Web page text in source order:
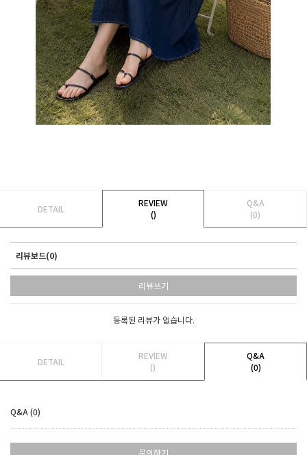
DETAIL
REVIEW
()
Q&A
(0)
리뷰보드(0)
리뷰쓰기
등록된 리뷰가 없습니다.
DETAIL
REVIEW
()
Q&A
(0)
Q&A (0)
문의하기